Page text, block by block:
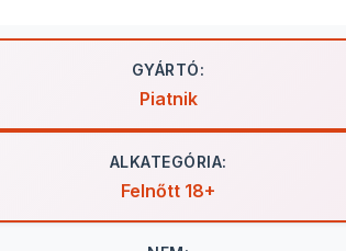
GYÁRTÓ:
Piatnik
ALKATEGÓRIA:
Felnőtt 18+